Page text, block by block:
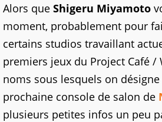
Alors que Shigeru Miyamoto
moment, probablement pour
certains studios travaillant
premiers jeux du Project Café /
noms sous lesquels on
prochaine console de salon de
plusieurs petites infos un peu